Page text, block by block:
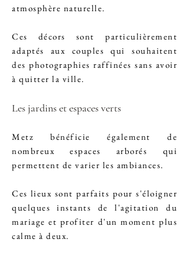
atmosphère naturelle.
Ces décors sont particulièrement
adaptés aux couples qui souhaitent
des photographies raffinées sans avoir
à quitter la ville.
Les jardins et espaces verts
Metz bénéficie également de
nombreux espaces arborés qui
permettent de varier les ambiances.
Ces lieux sont parfaits pour s'éloigner
quelques instants de l'agitation du
mariage et profiter d'un moment plus
calme à deux.